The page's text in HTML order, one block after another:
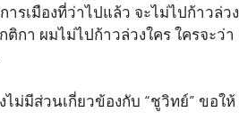
รเมืองที่ว่าไปแล้ว จะไม่ไปก้าวล่วง
กา ผมไม่ไปก้าวล่วงใคร ใครจะว่า
ม่มีส่วนเกี่ยวข้องกับ “ชูวิทย์” ขอให้